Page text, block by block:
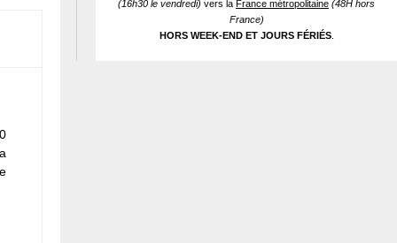
(16h30 le vendredi) vers la France métropolitaine (48H hors
France)
HORS WEEK-END ET JOURS FÉRIÉS.